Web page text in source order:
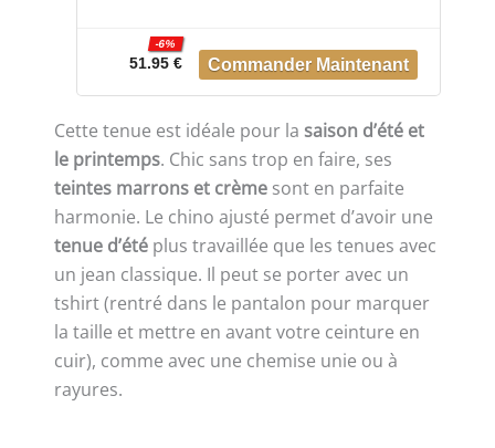
51.95 €
-6%
Cette tenue est idéale pour la saison d’été et
le printemps. Chic sans trop en faire, ses
teintes marrons et crèmesont en parfaite
harmonie. Le chino ajusté permet d’avoir une
tenue d’étéplus travaillée que les tenues avec
un jean classique. Il peut se porter avec un
tshirt (rentré dans le pantalon pour marquer
la taille et mettre en avant votre ceinture en
cuir), comme avec une chemise unie ou à
rayures.